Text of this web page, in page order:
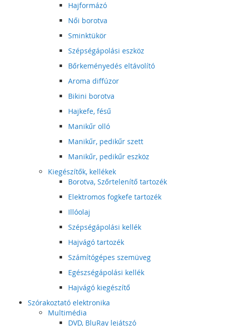
Hajformázó
Női borotva
Sminktükör
Szépségápolási eszköz
Bőrkeményedés eltávolító
Aroma diffúzor
Bikini borotva
Hajkefe, fésű
Manikűr olló
Manikűr, pedikűr szett
Manikűr, pedikűr eszköz
Kiegészítők, kellékek
Borotva, Szőrtelenítő tartozék
Elektromos fogkefe tartozék
Illóolaj
Szépségápolási kellék
Hajvágó tartozék
Számítógépes szemüveg
Egészségápolási kellék
Hajvágó kiegészítő
Szórakoztató elektronika
Multimédia
DVD, BluRay lejátszó